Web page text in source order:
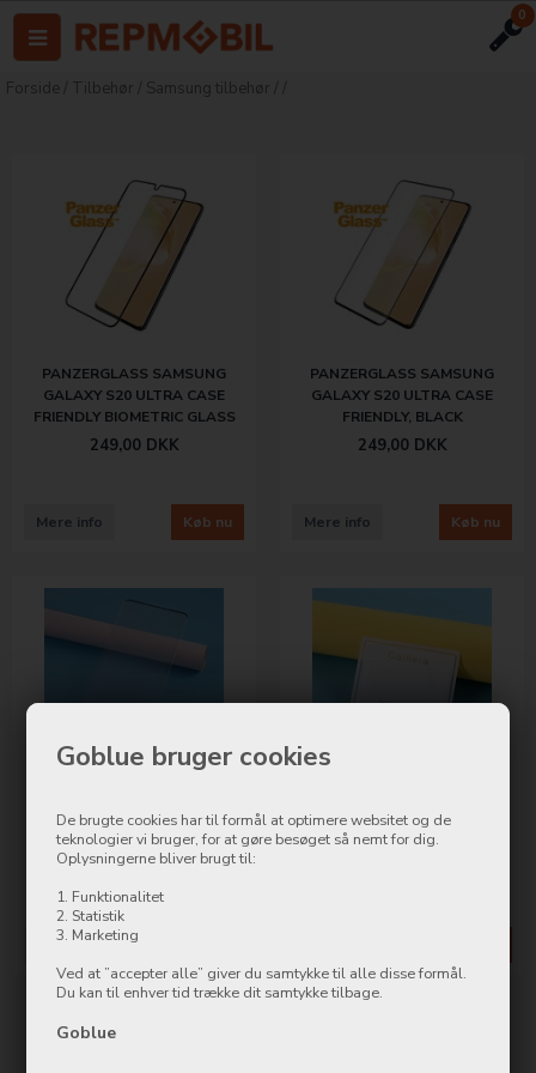
Goblue bruger cookies
De brugte cookies har til formål at optimere websitet og de
teknologier vi bruger, for at gøre besøget så nemt for dig.
Oplysningerne bliver brugt til:
1. Funktionalitet
2. Statistik
3. Marketing
Ved at ”accepter alle” giver du samtykke til alle disse formål.
Du kan til enhver tid trække dit samtykke tilbage.
Goblue
0
Forside Tilbehør Samsung tilbehør
PANZERGLASS SAMSUNG
GALAXY S20 ULTRA CASE
FRIENDLY BIOMETRIC GLASS
249,00 DKK
Køb nu
Mere info
PANZERGLASS SAMSUNG
GALAXY S20 ULTRA CASE
FRIENDLY, BLACK
249,00 DKK
Køb nu
Mere info
S20 Ultra
249,00DKK
Mere info
for Samsung S20 Ultra